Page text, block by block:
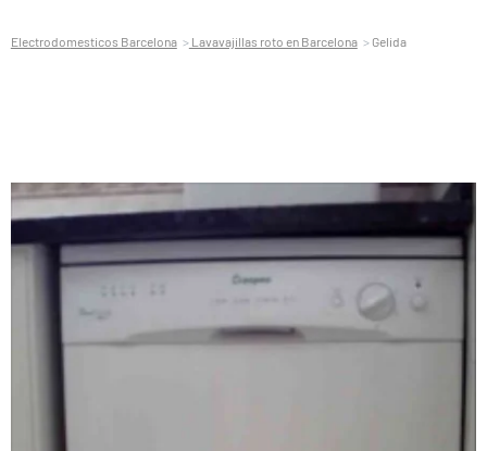
Electrodomesticos Barcelona Lavavajillas roto en Barcelona Gelida